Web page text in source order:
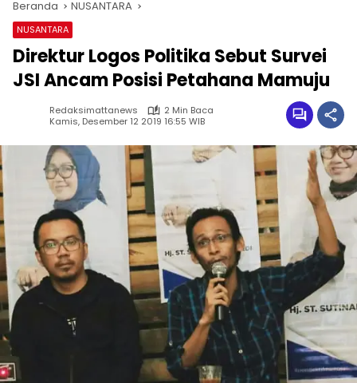
Beranda NUSANTARA
NUSANTARA
Direktur Logos Politika Sebut Survei
JSI Ancam Posisi Petahana Mamuju
Redaksimattanews
2 Min Baca
Kamis, Desember 12 2019 16:55 WIB